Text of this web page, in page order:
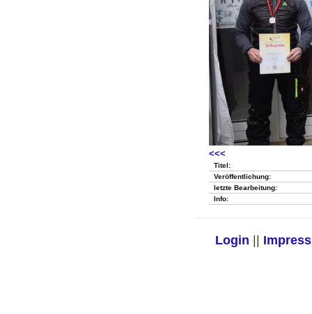
<<<
Titel:
Veröffentlichung:
letzte Bearbeitung:
Info:
Login